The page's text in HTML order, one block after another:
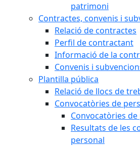
patrimoni
Contractes, convenis i
Relació de contractes
Perfil de contractant
Informació de la
Convenis i
Plantilla pública
Relació de llocs de
Convocatòries de
Convocatòries
Resultats de les
personal